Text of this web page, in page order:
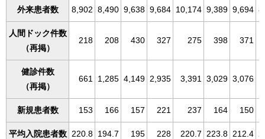
外来患者数 8,902 8,490 9,638 9,684 10,174 9,389 9,694
人間ドック件数
（再掲）
218 208 430 327 275 398 371
健診件数
（再掲）
661 1,285 4,149 2,935 3,391 3,029 3,076
新規患者数 153 166 157 221 237 164 150
平均入院患者数 220.8 194.7 195 228 220.7 223.8 212.4